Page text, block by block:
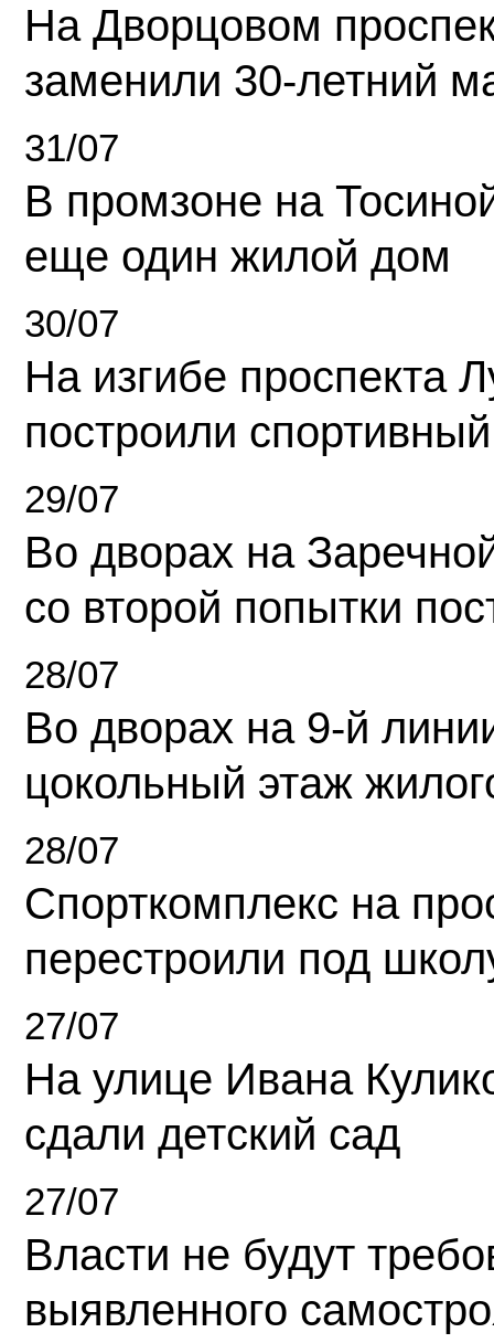
На Дворцовом
заменили 30-летний
31/07
В промзоне на
еще один жилой дом
30/07
На изгибе проспекта
построили
29/07
Во дворах на
со второй попытки
28/07
Во дворах на 9-й
цокольный этаж
28/07
Спорткомплекс на
перестроили под
27/07
На улице Ивана
сдали детский сад
27/07
Власти не будут
выявленного